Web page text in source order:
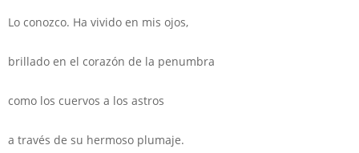
Lo conozco. Ha vivido en mis ojos,
brillado en el corazón de la penumbra
como los cuervos a los astros
a través de su hermoso plumaje.